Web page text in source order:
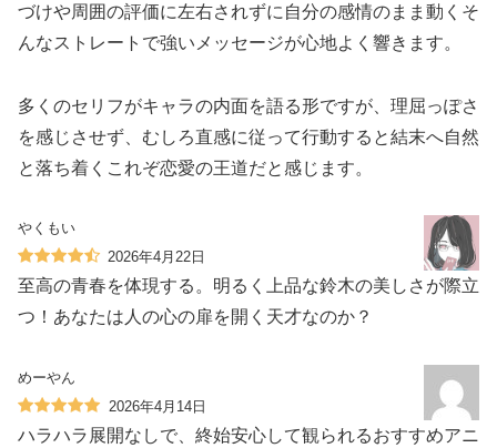
づけや周囲の評価に左右されずに自分の感情のまま動くそ
んなストレートで強いメッセージが心地よく響きます。
多くのセリフがキャラの内面を語る形ですが、理屈っぽさ
を感じさせず、むしろ直感に従って行動すると結末へ自然
と落ち着くこれぞ恋愛の王道だと感じます。
やくもい
2026年4月22日
至高の青春を体現する。明るく上品な鈴木の美しさが際立
つ！あなたは人の心の扉を開く天才なのか？
めーやん
2026年4月14日
ハラハラ展開なしで、終始安心して観られるおすすめアニ